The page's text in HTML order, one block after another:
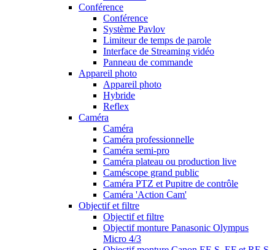
Conférence
Conférence
Système Pavlov
Limiteur de temps de parole
Interface de Streaming vidéo
Panneau de commande
Appareil photo
Appareil photo
Hybride
Reflex
Caméra
Caméra
Caméra professionnelle
Caméra semi-pro
Caméra plateau ou production live
Caméscope grand public
Caméra PTZ et Pupitre de contrôle
Caméra 'Action Cam'
Objectif et filtre
Objectif et filtre
Objectif monture Panasonic Olympus
Micro 4/3